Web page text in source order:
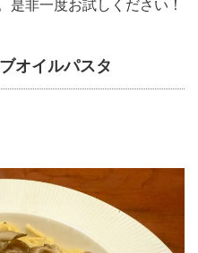
是非一度お試しください！
オイルパスタ